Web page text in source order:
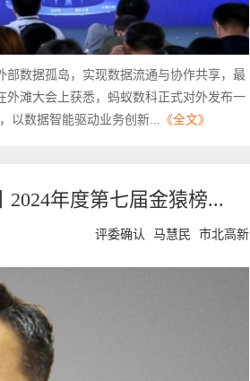
数据孤岛，实现数据流通与协作共享，最
外滩大会上获悉，蚂蚁数科正式对外发布一
以数据智能驱动业务创新... 《全文》
2024年度第七届金猿榜...
评委确认 马慧民 市北高新